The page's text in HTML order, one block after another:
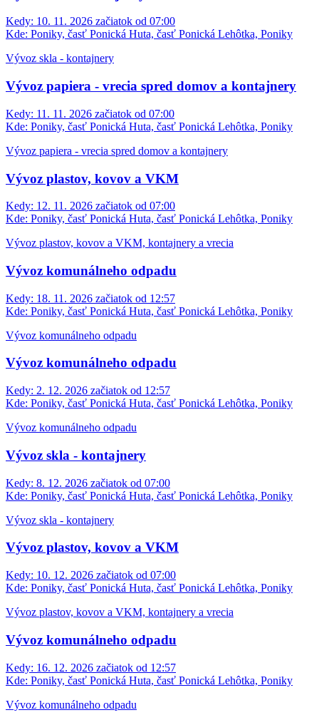
Kedy: 10. 11. 2026 začiatok od 07:00
Kde: Poniky, časť Ponická Huta, časť Ponická Lehôtka, Poniky
Vývoz skla - kontajnery
Vývoz papiera - vrecia spred domov a kontajnery
Kedy: 11. 11. 2026 začiatok od 07:00
Kde: Poniky, časť Ponická Huta, časť Ponická Lehôtka, Poniky
Vývoz papiera - vrecia spred domov a kontajnery
Vývoz plastov, kovov a VKM
Kedy: 12. 11. 2026 začiatok od 07:00
Kde: Poniky, časť Ponická Huta, časť Ponická Lehôtka, Poniky
Vývoz plastov, kovov a VKM, kontajnery a vrecia
Vývoz komunálneho odpadu
Kedy: 18. 11. 2026 začiatok od 12:57
Kde: Poniky, časť Ponická Huta, časť Ponická Lehôtka, Poniky
Vývoz komunálneho odpadu
Vývoz komunálneho odpadu
Kedy: 2. 12. 2026 začiatok od 12:57
Kde: Poniky, časť Ponická Huta, časť Ponická Lehôtka, Poniky
Vývoz komunálneho odpadu
Vývoz skla - kontajnery
Kedy: 8. 12. 2026 začiatok od 07:00
Kde: Poniky, časť Ponická Huta, časť Ponická Lehôtka, Poniky
Vývoz skla - kontajnery
Vývoz plastov, kovov a VKM
Kedy: 10. 12. 2026 začiatok od 07:00
Kde: Poniky, časť Ponická Huta, časť Ponická Lehôtka, Poniky
Vývoz plastov, kovov a VKM, kontajnery a vrecia
Vývoz komunálneho odpadu
Kedy: 16. 12. 2026 začiatok od 12:57
Kde: Poniky, časť Ponická Huta, časť Ponická Lehôtka, Poniky
Vývoz komunálneho odpadu